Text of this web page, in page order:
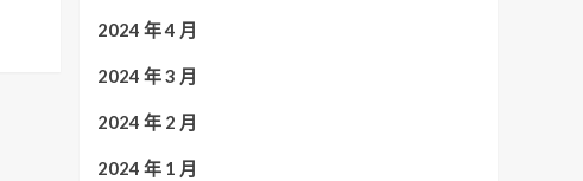
2024 年 4 月
2024 年 3 月
2024 年 2 月
2024 年 1 月